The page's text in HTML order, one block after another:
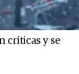
críticas y se